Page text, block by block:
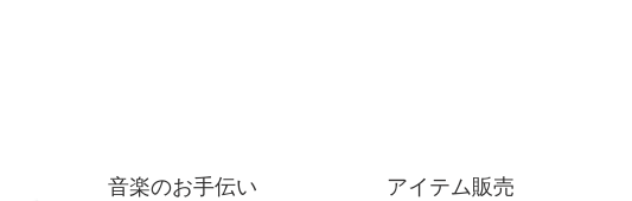
​音楽のお手伝い アイテム販売